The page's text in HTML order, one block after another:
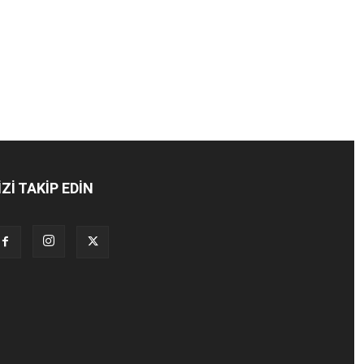
TAKİP EDİN